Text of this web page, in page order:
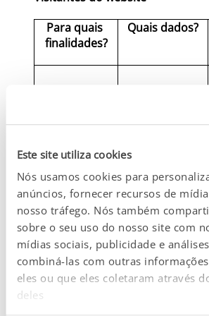
Este site utiliza cookies
Nós usamos cookies para
anúncios, fornecer recursos de
nosso tráfego. Nós também
sobre o seu uso do nosso site com
mídias sociais, publicidade e
combiná-las com outras
eles ou que eles coletaram através
deles
Para quais
finalidades?
Quais dados?
Atendimento
a solicitações
em nossos
canais de
contato
Identificação e
contato:
Nome,
telefone, e-
mail